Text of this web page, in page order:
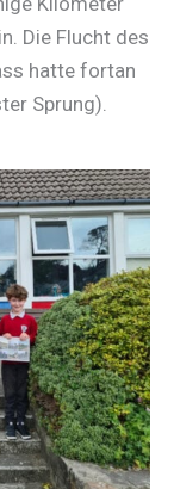
Die Flucht des
hatte fortan
Sprung).